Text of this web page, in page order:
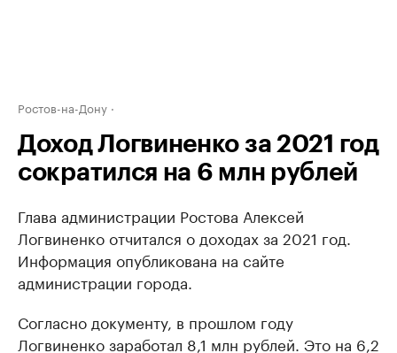
Ростов-на-Дону
Доход Логвиненко за 2021 год
сократился на 6 млн рублей
Глава администрации Ростова Алексей
Логвиненко отчитался о доходах за 2021 год.
Информация опубликована на сайте
администрации города.
Согласно документу, в прошлом году
Логвиненко заработал 8,1 млн рублей. Это на 6,2